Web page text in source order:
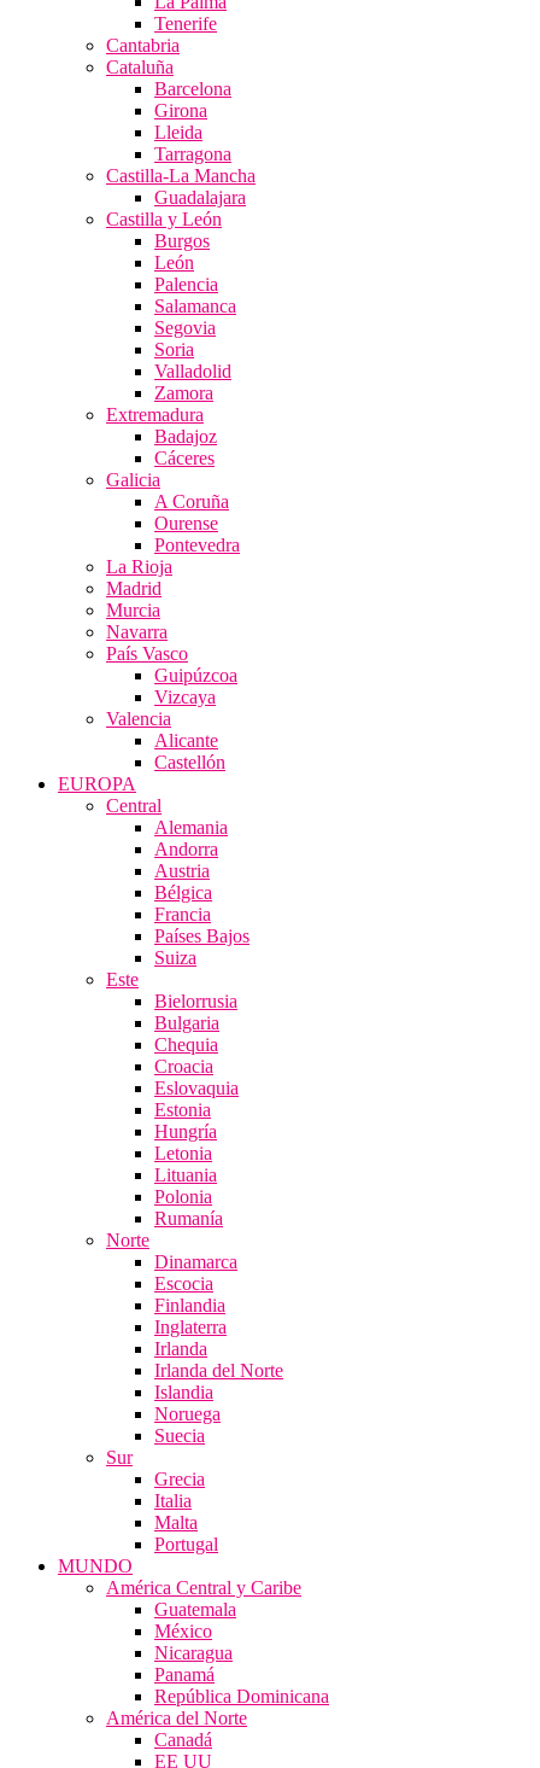
Tenerife
Cantabria
Cataluña
Barcelona
Girona
Lleida
Tarragona
Castilla-La Mancha
Guadalajara
Castilla y León
Burgos
León
Palencia
Salamanca
Segovia
Soria
Valladolid
Zamora
Extremadura
Badajoz
Cáceres
Galicia
A Coruña
Ourense
Pontevedra
La Rioja
Madrid
Murcia
Navarra
País Vasco
Guipúzcoa
Vizcaya
Valencia
Alicante
Castellón
EUROPA
Central
Alemania
Andorra
Austria
Bélgica
Francia
Países Bajos
Suiza
Este
Bielorrusia
Bulgaria
Chequia
Croacia
Eslovaquia
Estonia
Hungría
Letonia
Lituania
Polonia
Rumanía
Norte
Dinamarca
Escocia
Finlandia
Inglaterra
Irlanda
Irlanda del Norte
Islandia
Noruega
Suecia
Sur
Grecia
Italia
Malta
Portugal
MUNDO
América Central y Caribe
Guatemala
México
Nicaragua
Panamá
República Dominicana
América del Norte
Canadá
EE UU